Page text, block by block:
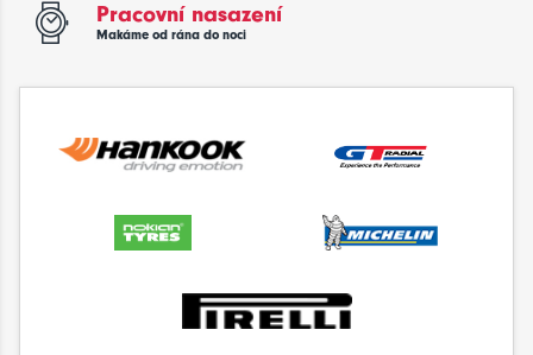
Pracovní nasazení
Makáme od rána do noci